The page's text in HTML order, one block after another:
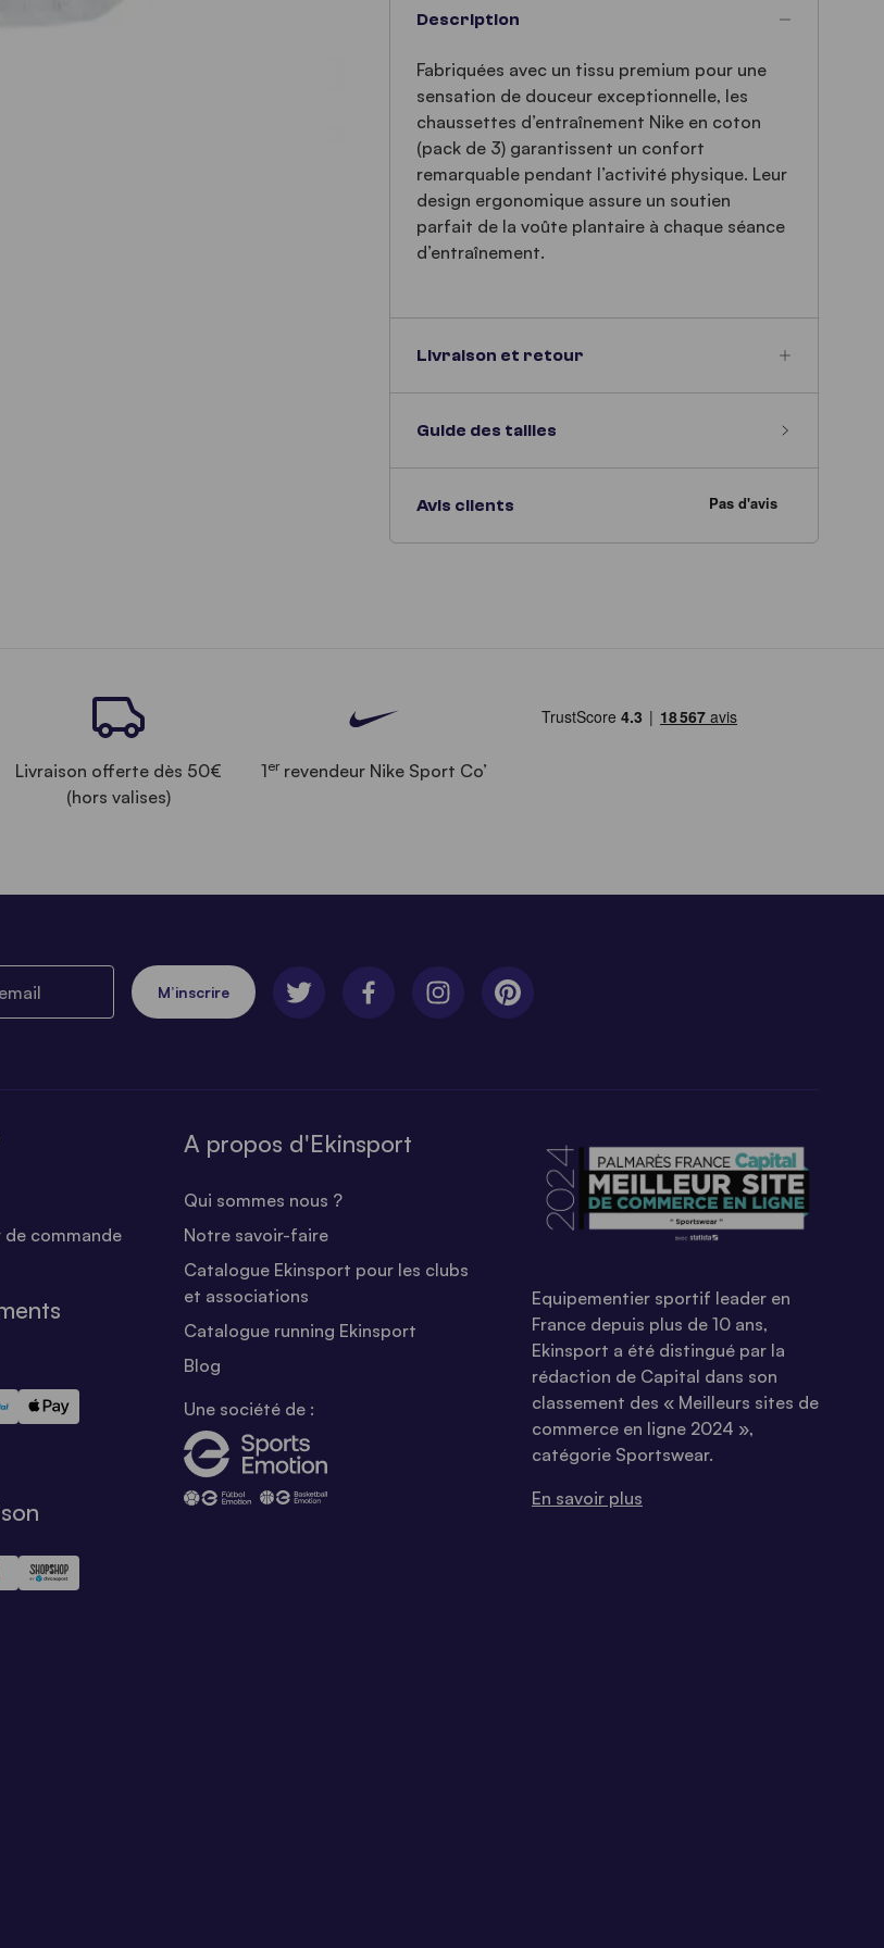
Description
Fabriquées avec un tissu premium pour une
sensation de douceur exceptionnelle, les
chaussettes d’entraînement Nike en coton
(pack de 3) garantissent un confort
remarquable pendant l’activité physique. Leur
design ergonomique assure un soutien
parfait de la voûte plantaire à chaque séance
d’entraînement.
Livraison et retour
Guide des tailles
Avis clients
Livraison offerte dès 50€
(hors valises)
1errevendeur Nike Sport Co’
M’inscrire
de commande
A propos d'Ekinsport
Qui sommes nous ?
Notre savoir-faire
Catalogue Ekinsport pour les clubs
et associations
Catalogue running Ekinsport
Blog
Une société de :
Equipementier sportif leader en
France depuis plus de 10 ans,
Ekinsport a été distingué par la
rédaction de Capital dans son
classement des « Meilleurs sites de
commerce en ligne 2024 »,
catégorie Sportswear.
En savoir plus